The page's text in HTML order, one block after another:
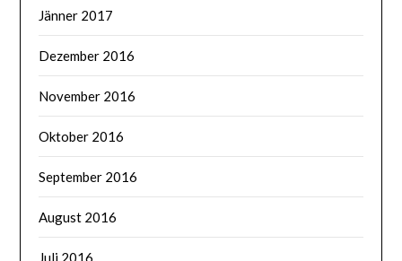
Jänner 2017
Dezember 2016
November 2016
Oktober 2016
September 2016
August 2016
Juli 2016